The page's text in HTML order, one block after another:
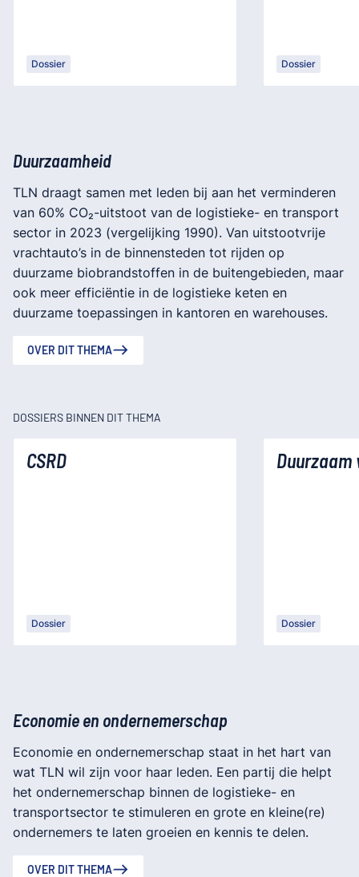
Dossier Dossier
Duurzaamheid
TLN draagt samen met leden bij aan het verminderen
van 60% CO₂-uitstoot van de logistieke- en transport
sector in 2023 (vergelijking 1990). Van uitstootvrije
vrachtauto’s in de binnensteden tot rijden op
duurzame biobrandstoffen in de buitengebieden, maar
ook meer efficiëntie in de logistieke keten en
duurzame toepassingen in kantoren en warehouses.
OVER DIT THEMA
DOSSIERS BINNEN DIT THEMA
CSRD
Dossier
Duurzaam
Dossier
Economie en ondernemerschap
Economie en ondernemerschap staat in het hart van
wat TLN wil zijn voor haar leden. Een partij die helpt
het ondernemerschap binnen de logistieke- en
transportsector te stimuleren en grote en kleine(re)
ondernemers te laten groeien en kennis te delen.
OVER DIT THEMA